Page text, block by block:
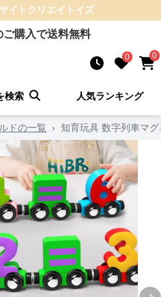
イト クリエイトイズ
ご購入で送料無料
0 0
検索 人気ランキング
ドの一覧 › 知育玩具 数字列車マ